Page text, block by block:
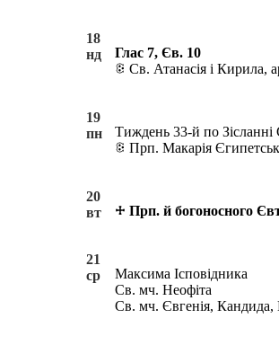
18
нд
Глас 7, Єв. 10
Св. Атанасія і Кирила,
19
пн
Тиждень 33-й по Зісланні
Прп. Макарія
20
вт
Прп. й богоносного
21
ср
Максима Ісповідника
Св. мч. Неофіта
Св. мч. Євгенія, Кандида,